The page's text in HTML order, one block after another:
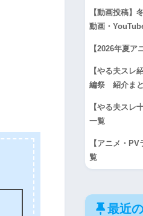
【動画投稿】
動画・YouTube
【2026年夏
【やる夫ス
編祭 紹介ま
【やる夫スレ
一覧
【アニメ・
覧
最近